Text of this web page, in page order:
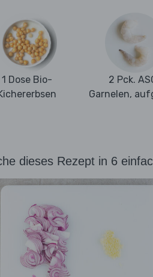
1 Dose Bio-
2 Pck.
Garnelen,
dieses Rezept in 6